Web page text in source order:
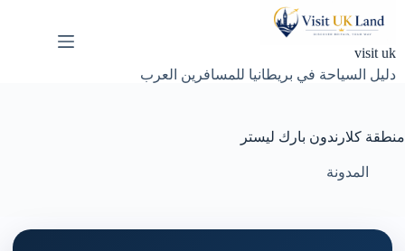
visit uk
دليل السياحة في بريطانيا للمسافرين العرب
منطقة كلارندون بارك ليستر
المدونة